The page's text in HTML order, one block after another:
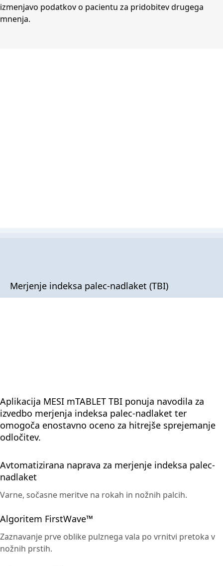
izmenjavo podatkov o pacientu za pridobitev drugega
mnenja.
Merjenje indeksa palec-nadlaket (TBI)
Aplikacija MESI mTABLET TBI ponuja navodila za
izvedbo merjenja indeksa palec-nadlaket ter
omogoča enostavno oceno za hitrejše sprejemanje
odločitev.
Avtomatizirana naprava za merjenje indeksa palec-
nadlaket
Varne, sočasne meritve na rokah in nožnih palcih.
Algoritem FirstWave™
Zaznavanje prve oblike pulznega vala po vrnitvi pretoka v
nožnih prstih.